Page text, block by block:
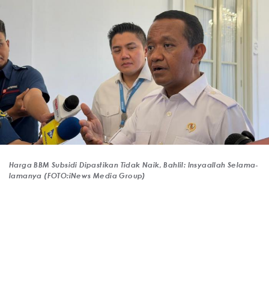
Harga BBM Subsidi Dipastikan Tidak Naik, Bahlil: Insyaallah Selama-
lamanya (FOTO:iNews Media Group)